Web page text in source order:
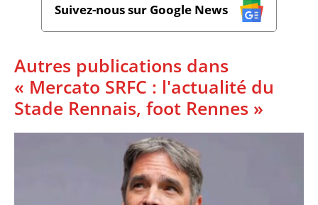
Suivez-nous sur Google News
Autres publications dans
« Mercato SRFC : l'actualité du
Stade Rennais, foot Rennes »